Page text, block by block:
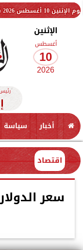
الإثنين
أغسطس
10
2026
أخبار سياسة
اقتصاد
سعر